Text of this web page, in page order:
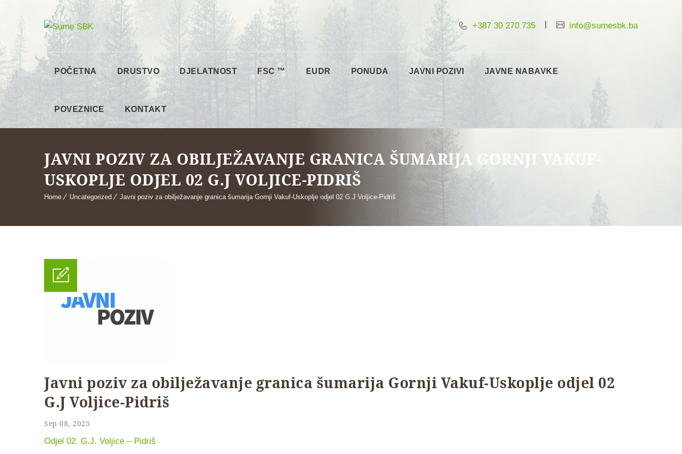
+387 30 270 735 info@sumesbk.ba
POČETNA DRUSTVO DJELATNOST FSC ™ EUDR PONUDA JAVNI POZIVI JAVNE NABAVKE
POVEZNICE KONTAKT
JAVNI POZIV ZA OBILJEŽAVANJE GRANICA ŠUMARIJA GORNJI VAKUF-
USKOPLJE ODJEL 02 G.J VOLJICE-PIDRIŠ
Home Uncategorized Javni poziv za obilježavanje granica šumarija Gornji Vakuf-Uskoplje odjel 02 G.J Voljice-Pidriš
Javni poziv za obilježavanje granica šumarija Gornji Vakuf-Uskoplje odjel 02
G.J Voljice-Pidriš
Sep 08, 2025
Odjel 02. G.J. Voljice – Pidriš